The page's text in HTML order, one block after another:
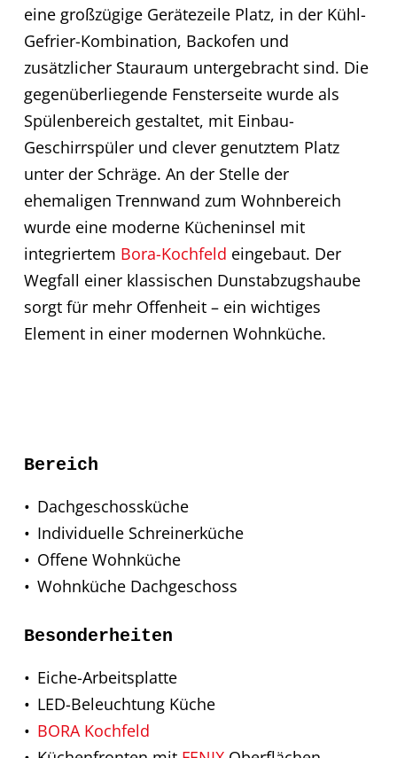
eine großzügige Gerätezeile Platz, in der Kühl-
Gefrier-Kombination, Backofen und
zusätzlicher Stauraum untergebracht sind. Die
gegenüberliegende Fensterseite wurde als
Spülenbereich gestaltet, mit Einbau-
Geschirrspüler und clever genutztem Platz
unter der Schräge. An der Stelle der
ehemaligen Trennwand zum Wohnbereich
wurde eine moderne Kücheninsel mit
integriertem Bora-Kochfeld eingebaut. Der
Wegfall einer klassischen Dunstabzugshaube
sorgt für mehr Offenheit – ein wichtiges
Element in einer modernen Wohnküche.
Bereich
Dachgeschossküche
Individuelle Schreinerküche
Offene Wohnküche
Wohnküche Dachgeschoss
Besonderheiten
Eiche-Arbeitsplatte
LED-Beleuchtung Küche
BORA Kochfeld